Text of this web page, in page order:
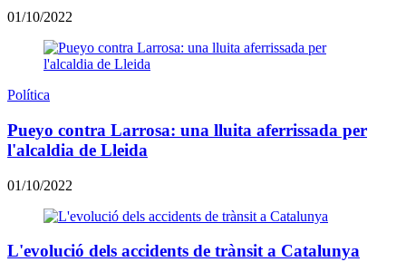
01/10/2022
Política
Pueyo contra Larrosa: una lluita aferrissada per
l'alcaldia de Lleida
01/10/2022
L'evolució dels accidents de trànsit a Catalunya